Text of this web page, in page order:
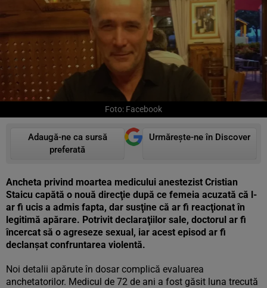
Foto: Facebook
Adaugă-ne ca sursă
preferată
Urmărește-ne în Discover
Ancheta privind moartea medicului anestezist Cristian
Staicu capătă o nouă direcţie după ce femeia acuzată că l-
ar fi ucis a admis fapta, dar susţine că ar fi reacţionat în
legitimă apărare. Potrivit declaraţiilor sale, doctorul ar fi
încercat să o agreseze sexual, iar acest episod ar fi
declanşat confruntarea violentă.
Noi detalii apărute în dosar complică evaluarea
anchetatorilor. Medicul de 72 de ani a fost găsit luna trecută